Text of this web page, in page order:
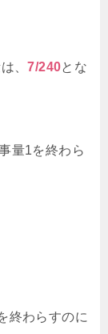
、7/240とな
量1を終わら
終わらすのに